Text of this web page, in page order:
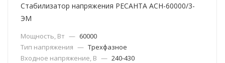
Стабилизатор напряжения РЕСАНТА АСН-60000/3-
ЭМ
Мощность, Вт — 60000
Тип напряжения — Трехфазное
Входное напряжение, В — 240-430